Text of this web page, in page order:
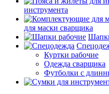
инструмента
для маски сварщика
Куртки рабочие
Одежда сварщика
Футболки с